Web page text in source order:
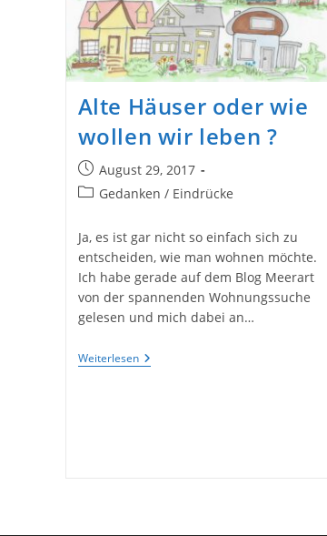
Alte Häuser oder wie
wollen wir leben ?
Beitrag
veröffentlicht:
August 29, 2017
Beitrags-
Gedanken / Eindrücke
Ja, es ist gar nicht so einfach sich zu
entscheiden, wie man wohnen möchte.
Ich habe gerade auf dem Blog Meerart
von der spannenden Wohnungssuche
gelesen und mich dabei an…
WeiterlesenAlte
Häuser